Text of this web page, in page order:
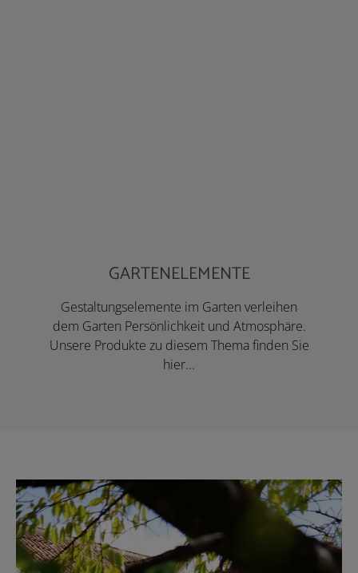
GARTENELEMENTE
Gestaltungselemente im Garten verleihen
dem Garten Persönlichkeit und Atmosphäre.
Unsere Produkte zu diesem Thema finden Sie
hier...